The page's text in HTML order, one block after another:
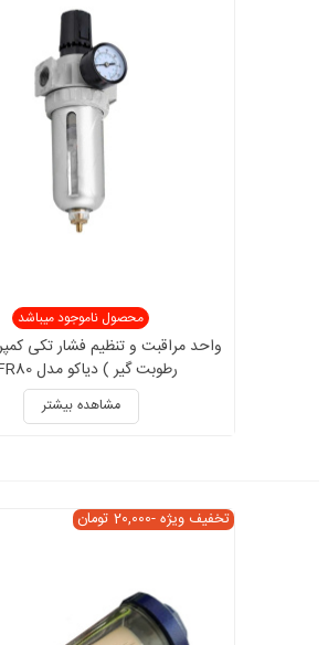
محصول ناموجود میباشد
رطوبت گیر ) دیاکو مدل AFR80
مشاهده بیشتر
تخفیف ویژه-20,000 تومان